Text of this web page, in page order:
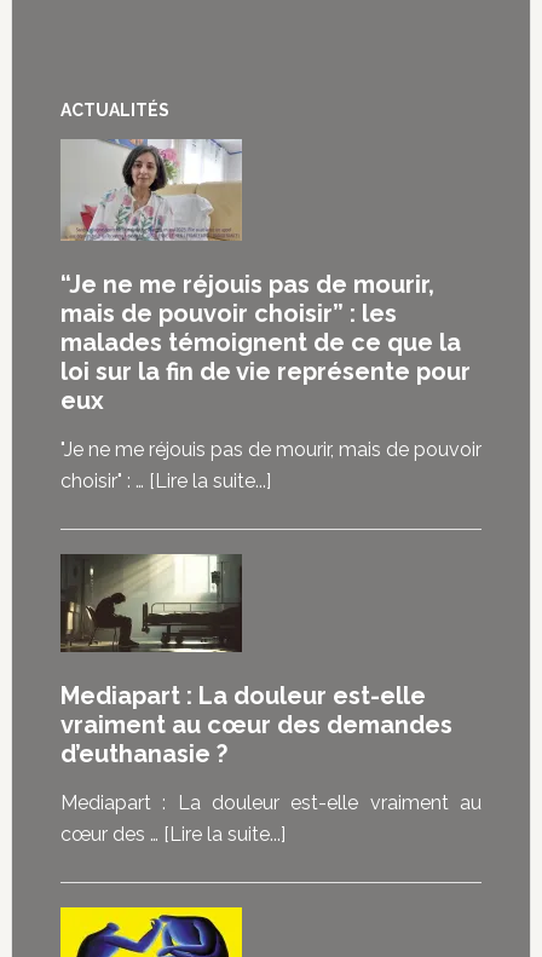
ACTUALITÉS
“Je ne me réjouis pas de mourir,
mais de pouvoir choisir” : les
malades témoignent de ce que la
loi sur la fin de vie représente pour
eux
"Je ne me réjouis pas de mourir, mais de pouvoir
choisir" : … [Lire la suite...]à
mourir,
mais
pouvoir
choisir”
les
Mediapart : La douleur est-elle
vraiment au cœur des demandes
d’euthanasie ?
Mediapart : La douleur est-elle vraiment au
cœur des … [Lire la suite...]à